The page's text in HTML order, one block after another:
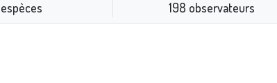
198 observateurs